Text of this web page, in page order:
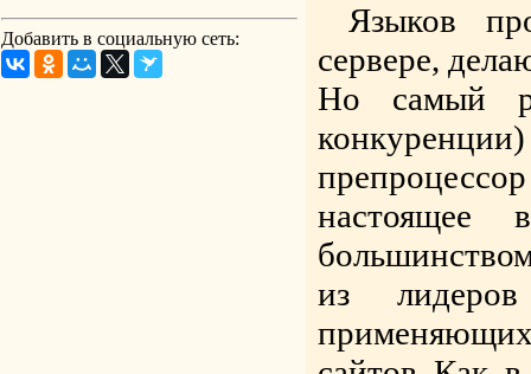
Добавить в социальную сеть:
Языков
сервере,
Но самый
настоящее
из